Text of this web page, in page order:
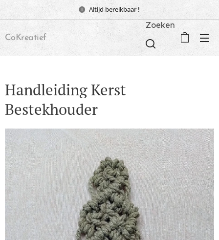
Altijd bereikbaar !
CoKreatief
Zoeken
Handleiding Kerst
Bestekhouder